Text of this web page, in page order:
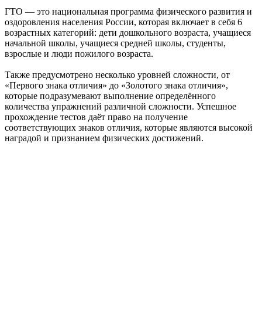
ГТО — это национальная программа физического развития и
оздоровления населения России, которая включает в себя 6
возрастных категорий: дети дошкольного возраста, учащиеся
начальной школы, учащиеся средней школы, студенты,
взрослые и люди пожилого возраста.
Также предусмотрено несколько уровней сложности, от
«Первого знака отличия» до «Золотого знака отличия»,
которые подразумевают выполнение определённого
количества упражнений различной сложности. Успешное
прохождение тестов даёт право на получение
соответствующих знаков отличия, которые являются высокой
наградой и признанием физических достижений.